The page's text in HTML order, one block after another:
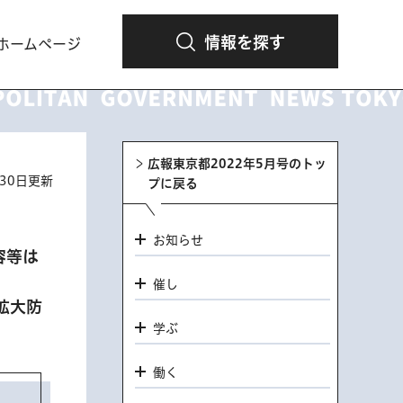
ームページ 情報を探す
日更新
等は
大防
広報東京都2022年5月号のトッ
プに戻る
お知らせ
催し
学ぶ
働く